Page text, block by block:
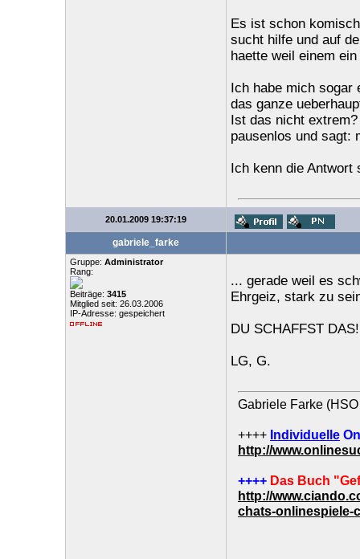
Es ist schon
sucht hilfe und auf
haette weil einem
Ich habe mich sogar
das ganze
Ist das nicht
pausenlos und sagt:
Ich kenn die Antwort
20.01.2009 19:37:19
gabriele_farke
Gruppe: Administrator
Rang:
Beiträge: 3415
Mitglied seit: 26.03.2006
IP-Adresse: gespeichert
... gerade weil es
Ehrgeiz, stark zu
DU SCHAFFST
LG, G.
Gabriele Farke (HSO
++++ Individuelle
http://
++++ Das Buch
http://
chats-onlinespiele-